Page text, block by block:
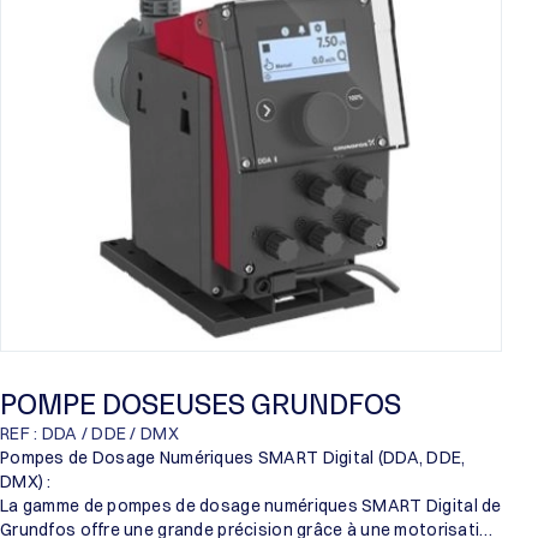
POMPE DOSEUSES GRUNDFOS
REF : DDA / DDE / DMX
Pompes de Dosage Numériques SMART Digital (DDA, DDE,
DMX) :
La gamme de pompes de dosage numériques SMART Digital de
Grundfos offre une grande précision grâce à une motorisation